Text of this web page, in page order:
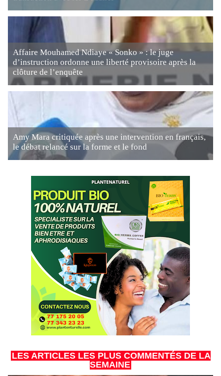
Affaire Mouhamed Ndiaye « Sonko » : le juge
d’instruction ordonne une liberté provisoire après la
clôture de l’enquête
Amy Mara critiquée après une intervention en français,
le débat relancé sur la forme et le fond
LES ARTICLES LES PLUS COMMENTÉS DE LA
SEMAINE